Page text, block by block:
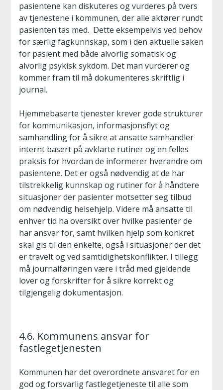
pasientene kan diskuteres og vurderes på tvers
av tjenestene i kommunen, der alle aktører rundt
pasienten tas med. Dette eksempelvis ved behov
for særlig fagkunnskap, som i den aktuelle saken
for pasient med både alvorlig somatisk og
alvorlig psykisk sykdom. Det man vurderer og
kommer fram til må dokumenteres skriftlig i
journal.
Hjemmebaserte tjenester krever gode strukturer
for kommunikasjon, informasjonsflyt og
samhandling for å sikre at ansatte samhandler
internt basert på avklarte rutiner og en felles
praksis for hvordan de informerer hverandre om
pasientene. Det er også nødvendig at de har
tilstrekkelig kunnskap og rutiner for å håndtere
situasjoner der pasienter motsetter seg tilbud
om nødvendig helsehjelp. Videre må ansatte til
enhver tid ha oversikt over hvilke pasienter de
har ansvar for, samt hvilken hjelp som konkret
skal gis til den enkelte, også i situasjoner der det
er travelt og ved samtidighetskonflikter. I tillegg
må journalføringen være i tråd med gjeldende
lover og forskrifter for å sikre korrekt og
tilgjengelig dokumentasjon.
4.6. Kommunens ansvar for
fastlegetjenesten
Kommunen har det overordnete ansvaret for en
god og forsvarlig fastlegetjeneste til alle som